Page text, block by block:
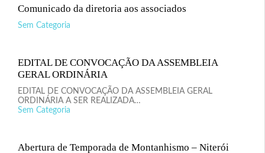
Comunicado da diretoria aos associados
Sem Categoria
EDITAL DE CONVOCAÇÃO DA ASSEMBLEIA
GERAL ORDINÁRIA
EDITAL DE CONVOCAÇÃO DA ASSEMBLEIA GERAL
ORDINÁRIA A SER REALIZADA…
Sem Categoria
Abertura de Temporada de Montanhismo – Niterói